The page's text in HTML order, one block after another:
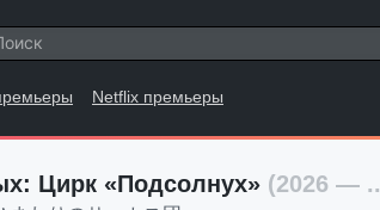
Netflix премьеры
Цирк «Подсолнух» (2026 —